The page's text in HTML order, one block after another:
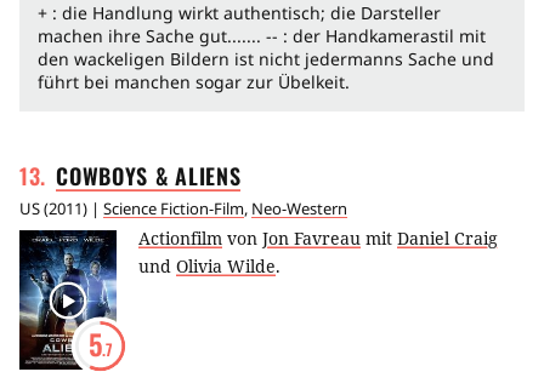
+ : die Handlung wirkt authentisch; die Darsteller
machen ihre Sache gut....... -- : der Handkamerastil mit
den wackeligen Bildern ist nicht jedermanns Sache und
führt bei manchen sogar zur Übelkeit.
13. COWBOYS &ALIENS
US(2011) | Science Fiction-Film, Neo-Western
5.7
Actionfilm von Jon Favreau mit Daniel Craig
und Olivia Wilde.